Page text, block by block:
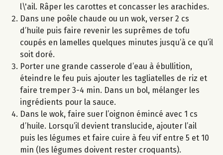
l\'ail. Râper les carottes et concasser les arachides.
Dans une poêle chaude ou un wok, verser 2 cs
d’huile puis faire revenir les suprêmes de tofu
coupés en lamelles quelques minutes jusqu’à ce qu’il
soit doré.
Porter une grande casserole d’eau à ébullition,
éteindre le feu puis ajouter les tagliatelles de riz et
faire tremper 3-4 min. Dans un bol, mélanger les
ingrédients pour la sauce.
Dans le wok, faire suer l’oignon émincé avec 1 cs
d’huile. Lorsqu’il devient translucide, ajouter l’ail
puis les légumes et faire cuire à feu vif entre 5 et 10
min (les légumes doivent rester croquants).